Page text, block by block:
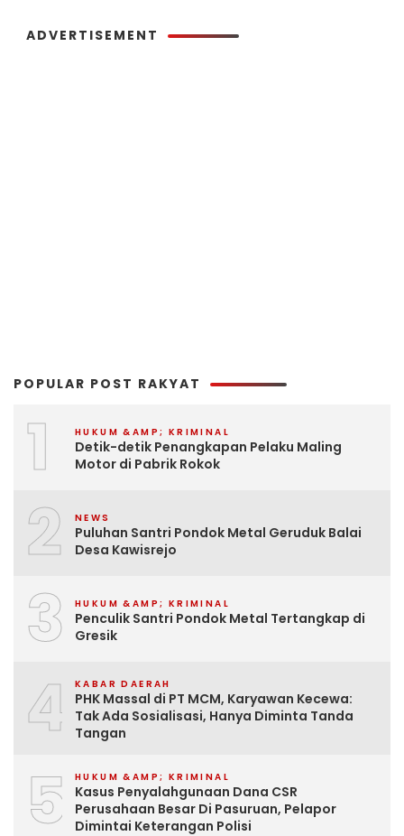
ADVERTISEMENT
POPULAR POST RAKYAT
1 HUKUM &AMP; KRIMINAL
Detik-detik Penangkapan Pelaku Maling
Motor di Pabrik Rokok
2 NEWS
Puluhan Santri Pondok Metal Geruduk Balai
Desa Kawisrejo
3 HUKUM &AMP; KRIMINAL
Penculik Santri Pondok Metal Tertangkap di
Gresik
4 KABAR DAERAH
PHK Massal di PT MCM, Karyawan Kecewa:
Tak Ada Sosialisasi, Hanya Diminta Tanda
Tangan
5 HUKUM &AMP; KRIMINAL
Kasus Penyalahgunaan Dana CSR
Perusahaan Besar Di Pasuruan, Pelapor
Dimintai Keterangan Polisi